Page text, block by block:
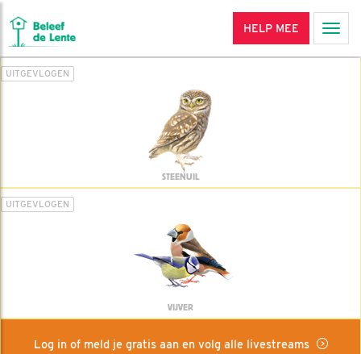
HELP MEE
UITGEVLOGEN
STEENUIL
UITGEVLOGEN
VIJVER
Log in of meld je gratis aan en volg alle livestreams